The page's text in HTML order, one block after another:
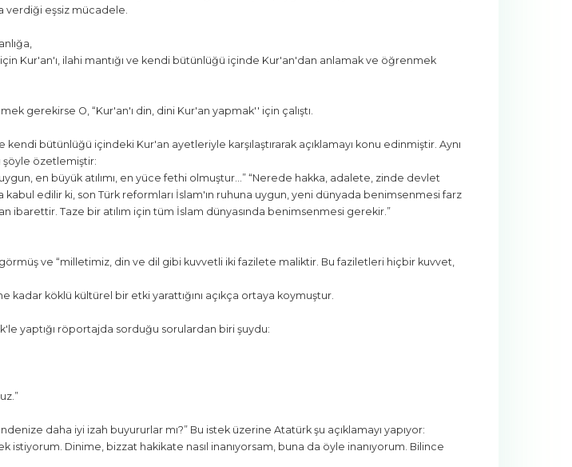
verdiği eşsiz mücadele.
Kur'an'ı, ilahi mantığı ve kendi bütünlüğü içinde Kur'an'dan anlamak ve öğrenmek
gerekirse O, “Kur'an'ı din, dini Kur'an yapmak'' için çalıştı.
bütünlüğü içindeki Kur'an ayetleriyle karşılaştırarak açıklamayı konu edinmiştir. Aynı
şöyle özetlemiştir:
en büyük atılımı, en yüce fethi olmuştur...” “Nerede hakka, adalete, zinde devlet
kabul edilir ki, son Türk reformları İslam'ın ruhuna uygun, yeni dünyada benimsenmesi farz
Taze bir atılım için tüm İslam dünyasında benimsenmesi gerekir.”
ve “milletimiz, din ve dil gibi kuvvetli iki fazilete maliktir. Bu faziletleri hiçbir kuvvet,
köklü kültürel bir etki yarattığını açıkça ortaya koymuştur.
yaptığı röportajda sorduğu sorulardan biri şuydu:
daha iyi izah buyururlar mı?” Bu istek üzerine Atatürk şu açıklamayı yapıyor:
istiyorum. Dinime, bizzat hakikate nasıl inanıyorsam, buna da öyle inanıyorum. Bilince